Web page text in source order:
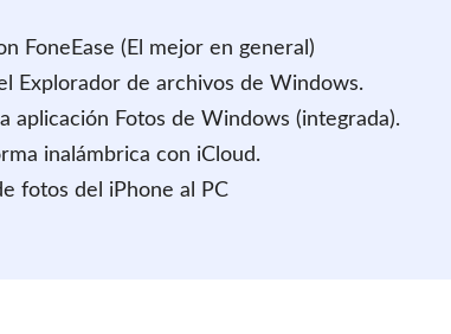
FoneEase (El mejor en general)
Explorador de archivos de Windows.
aplicación Fotos de Windows (integrada).
inalámbrica con iCloud.
fotos del iPhone al PC